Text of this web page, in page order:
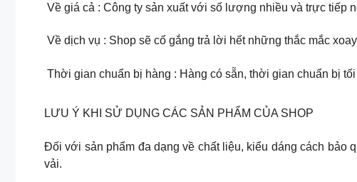
Về giá cả : Công ty sản xuất với số lượng nhiều và trực tiếp
Về dịch vụ : Shop sẽ cố gắng trả lời hết những thắc mắc
Thời gian chuẩn bị hàng : Hàng có sẵn, thời gian chuẩn bị
LƯU Ý KHI SỬ DỤNG CÁC SẢN PHẨM CỦA SHOP
Đối với sản phẩm đa dạng về chất liệu, kiểu dáng cách bảo
vải.